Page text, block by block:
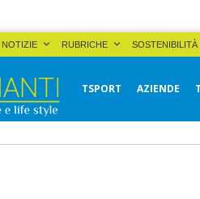
NOTIZIE RUBRICHE SOSTENIBILITÀ
TSPORT AZIENDE